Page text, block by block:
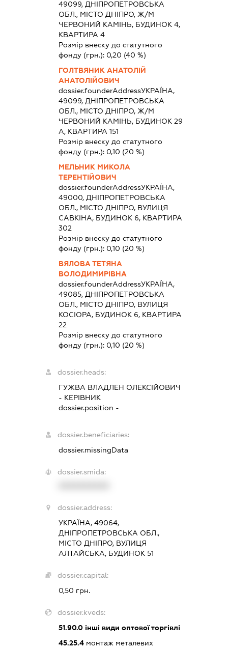
49099, ДНІПРОПЕТРОВСЬКА
ОБЛ., МІСТО ДНІПРО, Ж/М
ЧЕРВОНИЙ КАМІНЬ, БУДИНОК 4,
КВАРТИРА 4
Розмір внеску до статутного
фонду (грн.): 0,20 (40 %)
ГОЛТВЯНИК АНАТОЛІЙ
АНАТОЛІЙОВИЧ
dossier.founderAddressУКРАЇНА,
49099, ДНІПРОПЕТРОВСЬКА
ОБЛ., МІСТО ДНІПРО, Ж/М
ЧЕРВОНИЙ КАМІНЬ, БУДИНОК 29
А, КВАРТИРА 151
Розмір внеску до статутного
фонду (грн.): 0,10 (20 %)
МЕЛЬНИК МИКОЛА
ТЕРЕНТІЙОВИЧ
dossier.founderAddressУКРАЇНА,
49000, ДНІПРОПЕТРОВСЬКА
ОБЛ., МІСТО ДНІПРО, ВУЛИЦЯ
САВКІНА, БУДИНОК 6, КВАРТИРА
302
Розмір внеску до статутного
фонду (грн.): 0,10 (20 %)
ВЯЛОВА ТЕТЯНА
ВОЛОДИМИРІВНА
dossier.founderAddressУКРАЇНА,
49085, ДНІПРОПЕТРОВСЬКА
ОБЛ., МІСТО ДНІПРО, ВУЛИЦЯ
КОСІОРА, БУДИНОК 6, КВАРТИРА
22
Розмір внеску до статутного
фонду (грн.): 0,10 (20 %)
dossier.heads:
ГУЖВА ВЛАДЛЕН ОЛЕКСІЙОВИЧ
- КЕРІВНИК
dossier.position -
dossier.beneficiaries:
dossier.missingData
dossier.smida:
dossier.address:
УКРАЇНА, 49064,
ДНІПРОПЕТРОВСЬКА ОБЛ.,
МІСТО ДНІПРО, ВУЛИЦЯ
АЛТАЙСЬКА, БУДИНОК 51
dossier.capital:
0,50 грн.
dossier.kveds:
51.90.0 інші види оптової торгівлі
45.25.4 монтаж металевих